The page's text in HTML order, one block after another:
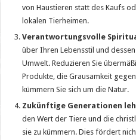
von Haustieren statt des Kaufs
lokalen Tierheimen.
Verantwortungsvolle
über Ihren Lebensstil und
Umwelt. Reduzieren Sie
Produkte, die Grausamkeit
kümmern Sie sich um die Natur.
Zukünftige Generationen
den Wert der Tiere und die
sie zu kümmern. Dies fördert